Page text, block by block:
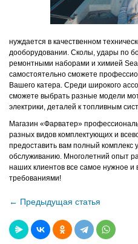
нуждается в качественном
дооборудовании. Сколы, удары по
ремонтными наборами и химией
самостоятельно сможете
Вашего катера. Среди широкого
сможете выбрать разные модели
электрики, деталей к топливным
Магазин «Фарватер»
разных видов комплектующих и
предоставить вам полный комплекс
обслуживанию. Многолетний опыт
наших клиентов все самое нужное и
требованиями!
← Предыдущая статья